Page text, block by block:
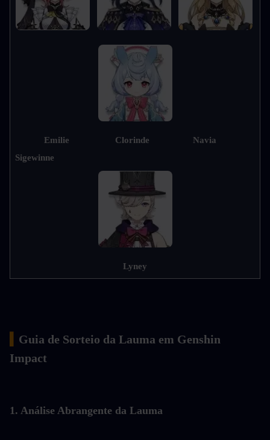
Emilie                   Clorinde                  Navia
Sigewinne
Lyney
Guia de Sorteio da Lauma em Genshin
Impact
1. Análise Abrangente da Lauma